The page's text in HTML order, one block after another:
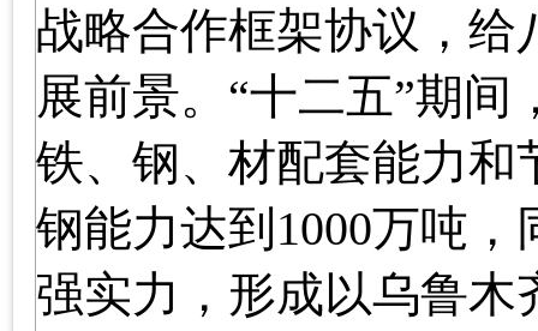
战略合作框架协议，
展前景。“十二五”期
铁、钢、材配套能力
钢能力达到 1000万吨，
强实力，形成以乌鲁